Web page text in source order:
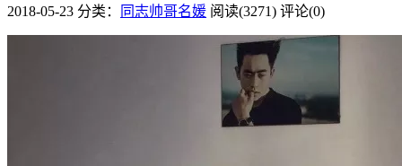
2018-05-23 分类： 同志帅哥名媛 阅读(3271) 评论(0)